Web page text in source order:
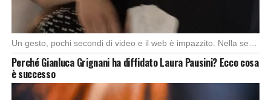
Perché Gianluca Grignani ha diffidato Laura Pausini? Ecco cosa
è successo